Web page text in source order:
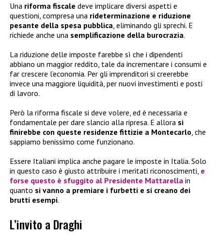
Una riforma fiscale deve implicare diversi aspetti e
questioni, compresa una rideterminazione e riduzione
pesante della spesa pubblica , eliminando gli sprechi. E
richiede anche una semplificazione della burocrazia.
La riduzione delle imposte farebbe sì che i dipendenti
abbiano un maggior reddito, tale da incrementare i consumi e
far crescere l’economia. Per gli imprenditori si creerebbe
invece una maggiore liquidità, per nuovi investimenti e posti
di lavoro.
Però la riforma fiscale si deve volere, ed è necessaria e
fondamentale per dare slancio alla ripresa. E allora si
finirebbe con queste residenze fittizie a Montecarlo , che
sappiamo benissimo come funzionano.
Essere Italiani implica anche pagare le imposte in Italia. Solo
in questo caso è giusto attribuire i meritati riconoscimenti, e
forse questo è sfuggito al Presidente Mattarella in
quanto si vanno a premiare i furbetti e si creano dei
brutti esempi.
L’invito a Draghi